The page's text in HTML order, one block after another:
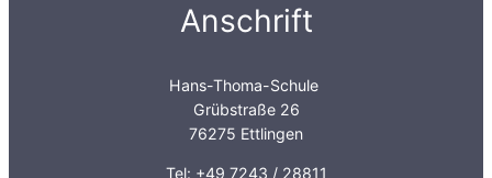
Anschrift
Hans-Thoma-Schule
Grübstraße 26
76275 Ettlingen
Tel: +49 7243 / 28811